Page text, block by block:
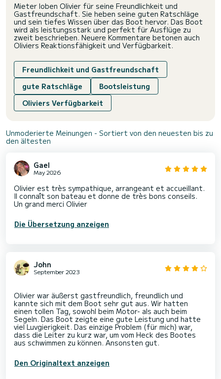
Mieter loben Olivier für seine Freundlichkeit und
Gastfreundschaft. Sie heben seine guten Ratschläge
und sein tiefes Wissen über das Boot hervor. Das Boot
wird als leistungsstark und perfekt für Ausflüge zu
zweit beschrieben. Neuere Kommentare betonen auch
Oliviers Reaktionsfähigkeit und Verfügbarkeit.
Freundlichkeit und Gastfreundschaft
gute Ratschläge
Bootsleistung
Oliviers Verfügbarkeit
Unmoderierte Meinungen - Sortiert von den neuesten bis zu
den ältesten
Gael
May 2026
Olivier est très sympathique, arrangeant et accueillant.
Il connaît son bateau et donne de très bons conseils.
Un grand merci Olivier
Die Übersetzung anzeigen
John
September 2023
Olivier war äußerst gastfreundlich, freundlich und
kannte sich mit dem Boot sehr gut aus. Wir hatten
einen tollen Tag, sowohl beim Motor- als auch beim
Segeln. Das Boot zeigte eine gute Leistung und hatte
viel Luvgierigkeit. Das einzige Problem (für mich) war,
dass die Leiter zu kurz war, um vom Heck des Bootes
Den Originaltext anzeigen